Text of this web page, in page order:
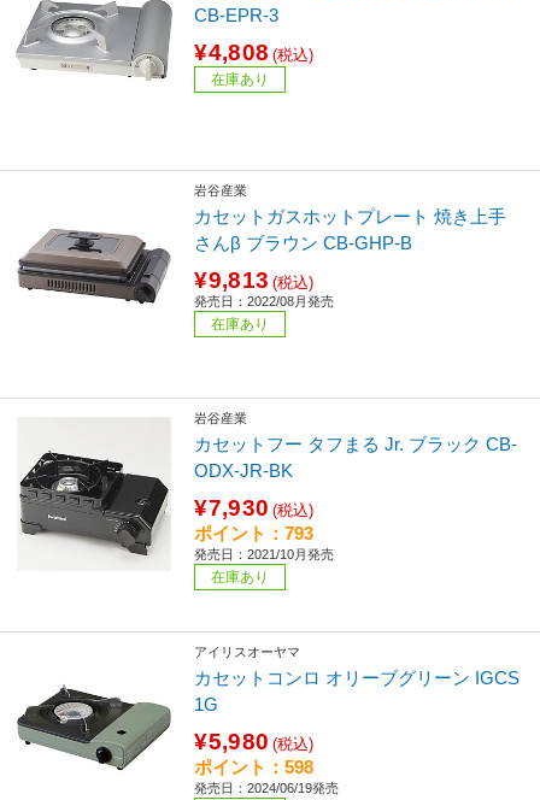
CB-EPR-3
¥4,808 (税込)
在庫あり
岩谷産業
カセットガスホットプレート 焼き上手
さんβ ブラウン CB-GHP-B
¥9,813 (税込)
発売日：2022/08月発売
在庫あり
岩谷産業
カセットフー タフまる Jr. ブラック CB-
ODX-JR-BK
¥7,930 (税込)
ポイント：793
発売日：2021/10月発売
在庫あり
アイリスオーヤマ
カセットコンロ オリーブグリーン IGCS
1G
¥5,980 (税込)
ポイント：598
発売日：2024/06/19発売